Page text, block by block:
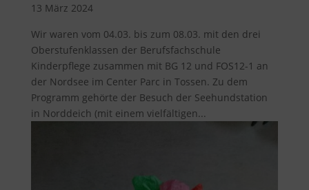
13 März 2024
Wir waren vom 04.03. bis zum 08.03. mit den drei
Oberstufenklassen der Berufsfachschule
Kinderpflege zusammen mit BG 12 und FOS12-1 an
der Nordsee im Center Parc in Tossen. Zu dem
Programm gehörte der Besuch der Seehundstation
in Norddeich (mit einem vielfältigen...